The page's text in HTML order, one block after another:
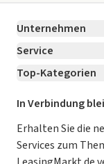
Unternehmen
Über
Karriere Jetzt
Für Händler
Kooperation mit
AGB
Service
Kontakt
Ratgeber
Magazin
Datenschutz-
Top-Kategorien
Leasing Deals
Gebrauchtwagen
Leasing ohne
In Verbindung
Erhalten Sie die
Services zum